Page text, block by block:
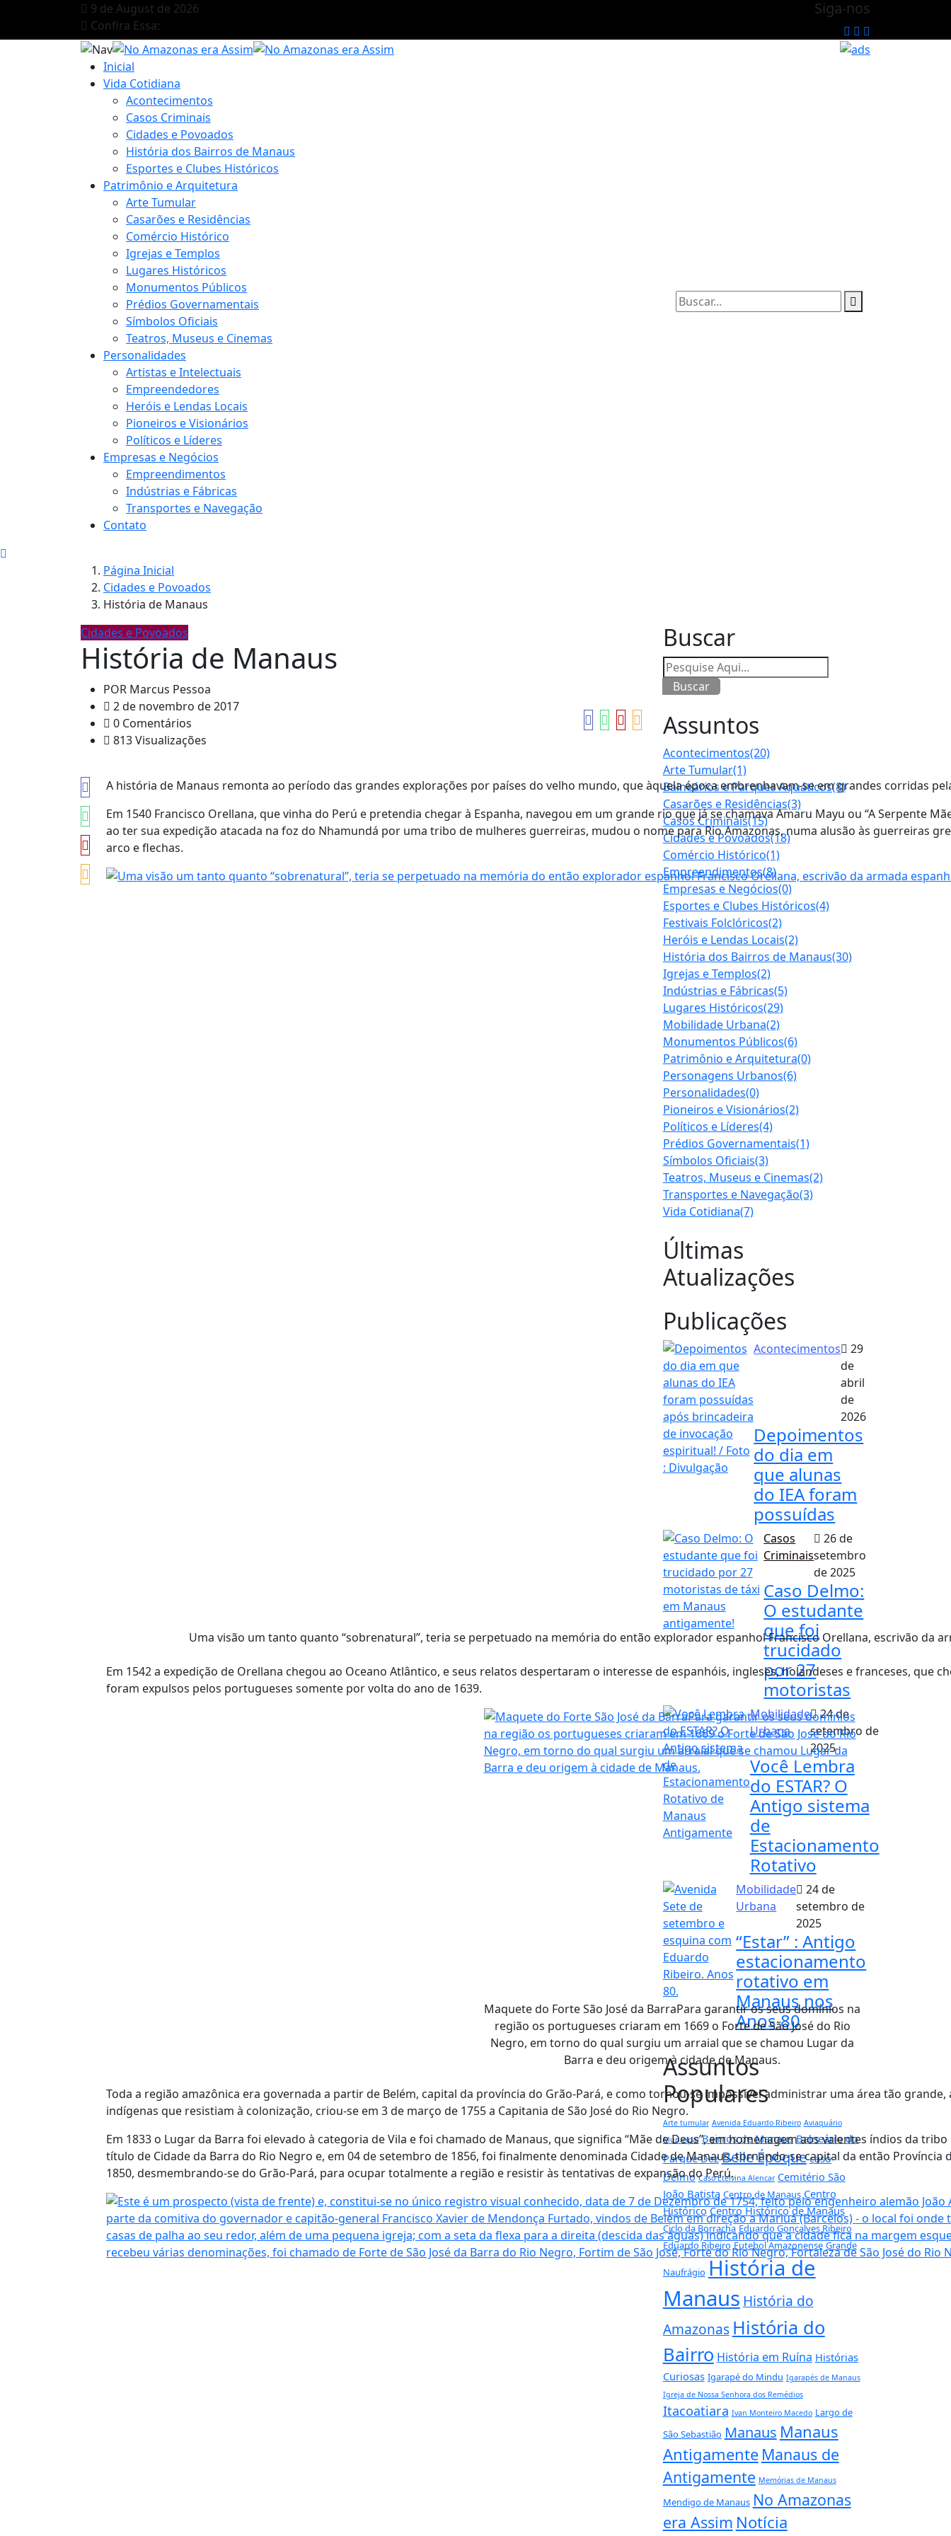
9 de August de 2026
Confira Essa:
Siga-nos
Inicial
Vida Cotidiana
Acontecimentos
Casos Criminais
Cidades e Povoados
História dos Bairros de Manaus
Esportes e Clubes Históricos
Patrimônio e Arquitetura
Arte Tumular
Casarões e Residências
Comércio Histórico
Igrejas e Templos
Lugares Históricos
Monumentos Públicos
Prédios Governamentais
Símbolos Oficiais
Teatros, Museus e Cinemas
Personalidades
Artistas e Intelectuais
Empreendedores
Heróis e Lendas Locais
Pioneiros e Visionários
Políticos e Líderes
Empresas e Negócios
Empreendimentos
Indústrias e Fábricas
Transportes e Navegação
Contato
Página Inicial
Cidades e Povoados
História de Manaus
Cidades e Povoados
História de Manaus
POR Marcus Pessoa
2 de novembro de 2017
0 Comentários
813 Visualizações
A história de Manaus remonta ao período das grandes explorações por países do velho mundo, que àquela época embrenhavam-se em grandes corridas
Em 1540 Francisco Orellana, que vinha do Perú e pretendia chegar à Espanha, navegou em um grande rio que já se chamava Amaru Mayu ou “A Serpente
ao ter sua expedição atacada na foz do Nhamundá por uma tribo de mulheres guerreiras, mudou o nome para Rio Amazonas, numa alusão às guerreiras
arco e flechas.
Uma visão um tanto quanto “sobrenatural”, teria se perpetuado na memória do então explorador espanhol Francisco Orellana, escrivão da
Em 1542 a expedição de Orellana chegou ao Oceano Atlântico, e seus relatos despertaram o interesse de espanhóis, ingleses, holandeses e franceses, que
foram expulsos pelos portugueses somente por volta do ano de 1639.
Maquete do Forte São José da BarraPara garantir os seus domínios na
região os portugueses criaram em 1669 o Forte de São José do Rio
Negro, em torno do qual surgiu um arraial que se chamou Lugar da
Barra e deu origem à cidade de Manaus.
Toda a região amazônica era governada a partir de Belém, capital da província do Grão-Pará, e como tornou-se impossível administrar uma área tão
indígenas que resistiam à colonização, criou-se em 3 de março de 1755 a Capitania de São José do Rio Negro.
Em 1833 o Lugar da Barra foi elevado à categoria de Vila e foi chamado de Manaus, que significa “Mãe de Deus”, em homenagem aos valentes índios da
título de Cidade da Barra do Rio Negro e, em 04 de setembro de 1856, foi finalmente denominada Cidade de Manaus, tornando-se capital da então
1850, desmembrando-se do Grão-Pará, para ocupar totalmente a região e resistir às tentativas de expansão do Perú.
Buscar
Buscar
Assuntos
Acontecimentos(20)
Arte Tumular(1)
Balneários e Parques Aquáticos(8)
Casarões e Residências(3)
Casos Criminais(15)
Cidades e Povoados(18)
Comércio Histórico(1)
Empreendimentos(8)
Empresas e Negócios(0)
Esportes e Clubes Históricos(4)
Festivais Folclóricos(2)
Heróis e Lendas Locais(2)
História dos Bairros de Manaus(30)
Igrejas e Templos(2)
Indústrias e Fábricas(5)
Lugares Históricos(29)
Mobilidade Urbana(2)
Monumentos Públicos(6)
Patrimônio e Arquitetura(0)
Personagens Urbanos(6)
Personalidades(0)
Pioneiros e Visionários(2)
Políticos e Líderes(4)
Prédios Governamentais(1)
Símbolos Oficiais(3)
Teatros, Museus e Cinemas(2)
Transportes e Navegação(3)
Vida Cotidiana(7)
Últimas
Atualizações
Publicações
Acontecimentos
29
de
abril
de
2026
Depoimentos
do dia em
que alunas
do IEA foram
possuídas
Casos
Criminais
26 de
setembro
de 2025
Caso Delmo:
O estudante
que foi
trucidado
por 27
motoristas
Mobilidade
Urbana
24 de
setembro de
2025
Você Lembra
do ESTAR? O
Antigo sistema
de
Estacionamento
Rotativo
Mobilidade
Urbana
24 de
setembro de
2025
“Estar” : Antigo
estacionamento
rotativo em
Manaus nos
Anos 80
Assuntos
Populares
Arte tumular Avenida Eduardo Ribeiro Aviaquário
Municipal Bairros de Manaus Balneário do
Parque Dez Belle Époque caso
Delmo Caso Etelvina Alencar Cemitério São
João Batista Centro de Manaus Centro
Histórico Centro Histórico de Manaus
Ciclo da Borracha Eduardo Gonçalves Ribeiro
Eduardo Ribeiro Futebol Amazonense Grande
Naufrágio História de
Manaus História do
Amazonas História do
Bairro História em Ruína Histórias
Curiosas Igarapé do Mindu Igarapés de Manaus
Igreja de Nossa Senhora dos Remédios
Itacoatiara Ivan Monteiro Macedo Largo de
São Sebastião Manaus Manaus
Antigamente Manaus de
Antigamente Memórias de Manaus
Mendigo de Manaus No Amazonas
era Assim Notícia